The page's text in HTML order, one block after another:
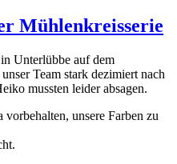
Mühlenkreisserie
Unterlübbe auf dem
Team stark dezimiert nach
mussten leider absagen.
unsere Farben zu